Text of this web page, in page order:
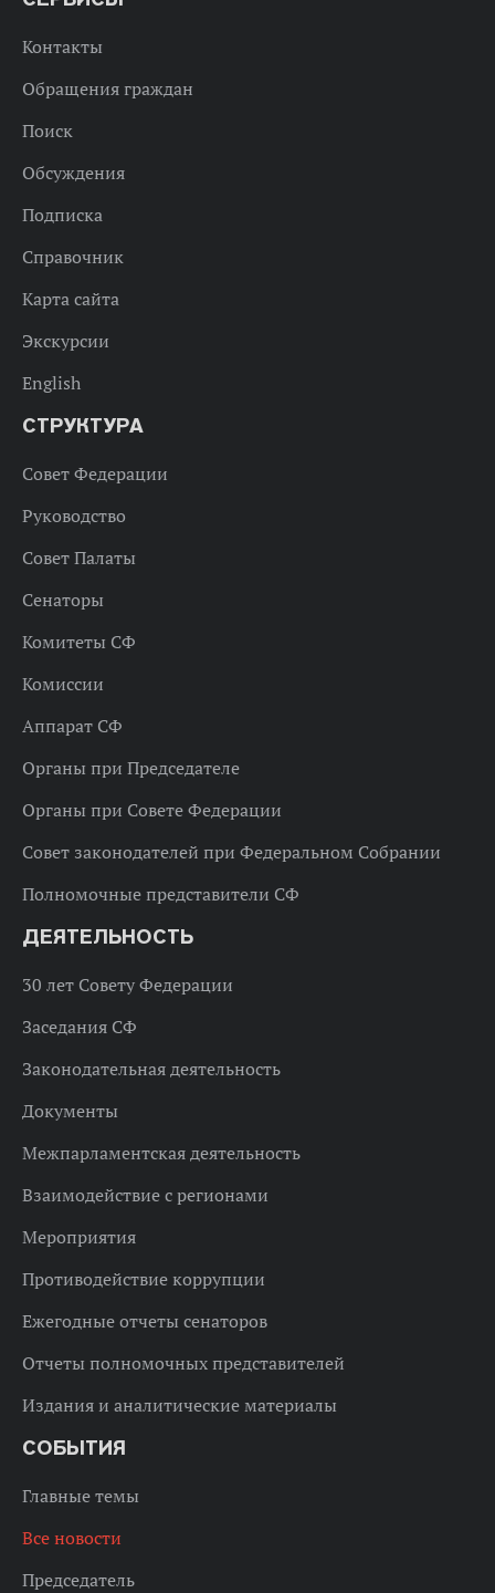
Контакты
Обращения граждан
Поиск
Обсуждения
Подписка
Справочник
Карта сайта
Экскурсии
English
СТРУКТУРА
Совет Федерации
Руководство
Совет Палаты
Сенаторы
Комитеты СФ
Комиссии
Аппарат СФ
Органы при Председателе
Органы при Совете Федерации
Совет законодателей при Федеральном Собрании
Полномочные представители СФ
ДЕЯТЕЛЬНОСТЬ
30 лет Совету Федерации
Заседания СФ
Законодательная деятельность
Документы
Межпарламентская деятельность
Взаимодействие с регионами
Мероприятия
Противодействие коррупции
Ежегодные отчеты сенаторов
Отчеты полномочных представителей
Издания и аналитические материалы
СОБЫТИЯ
Главные темы
Все новости
Председатель